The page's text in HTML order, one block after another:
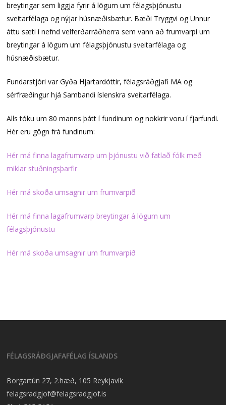
breytingar sem liggja fyrir á lögum um félagsþjónustu
sveitarfélaga og nýjar húsnæðisbætur. Bæði Tryggvi og Unnur
áttu sæti í nefnd velferðarráðherra sem vann að frumvarpi um
breytingar á lögum um félagsþjónustu sveitarfélaga og
húsnæðisbætur.
Fundarstjóri var Gyða Hjartardóttir, félagsráðgjafi MA og
sérfræðingur hjá Sambandi íslenskra sveitarfélaga.
Alls tóku um 80 manns þátt í fundinum og nokkrir voru í fjarfundi.
Hér eru gögn frá fundinum:
Hér má finna lagafrumvarp um þjónustu við fatlað fólk með
miklar stuðningsþarfir
Hér má skoða umsagnir um frumvarpið
Hér má finna lagafrumvarp breytingar á lögum um
félagsþjónustu
Hér má skoða umsagnir um frumvarpið
FÉLAGSRÁÐGJAFAFÉLAG ÍSLANDS
Borgartún 27, 2.hæð, 105 Reykjavík
felagsradgjof@felagsradgjof.is